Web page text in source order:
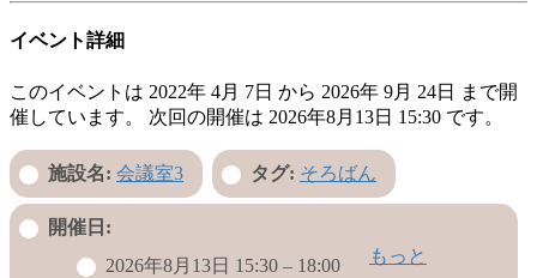
イベント詳細
このイベントは 2022年 4月 7日 から 2026年 9月 24日 まで開
催しています。 次回の開催は 2026年8月13日 15:30 です。
施設名: 会議室3 タグ: そろばん
開催日:
2026年8月13日 15:30 – 18:00 もっと